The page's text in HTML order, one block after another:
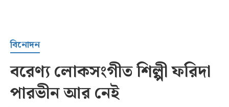
সর্বশেষ
বিনোদন
বরেণ্য লোকসংগীত শিল্পী ফরিদা
পারভীন আর নেই